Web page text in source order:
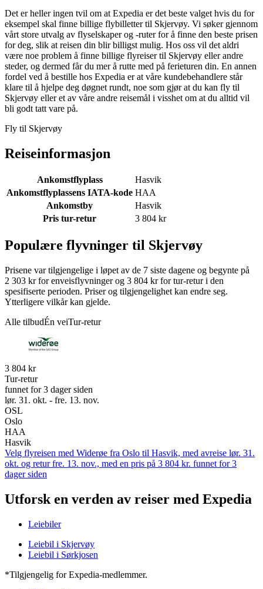
Det er heller ingen tvil om at Expedia er det beste valget hvis du for
eksempel skal finne billige flybilletter til Skjervøy. Vi søker gjennom
vårt store utvalg av flyselskaper og -ruter for å finne den beste prisen
for deg, slik at reisen din blir billigst mulig. Hos oss vil det aldri
være noe problem å finne billige flyreiser til Skjervøy eller andre
steder, og dermed får du mer å rutte med på ferieturen din. En annen
fordel ved å bestille hos Expedia er at våre kundebehandlere står
klare til å hjelpe deg døgnet rundt, noe som gjør at du kan fly til
Skjervøy eller et av våre andre reisemål i visshet om at du alltid vil
bli godt tatt vare på.
Fly til Skjervøy
Reiseinformasjon
Ankomstflyplass
Hasvik
Ankomstflyplassens IATA-kode HAA
Ankomstby
Hasvik
Pris tur-retur
3 804 kr
Populære flyvninger til Skjervøy
Prisene var tilgjengelige i løpet av de 7 siste dagene og begynte på
2 303 kr for enveisflyvninger og 3 804 kr for tur-retur i den
spesifiserte perioden. Priser og tilgjengelighet kan endre seg.
Ytterligere vilkår kan gjelde.
Alle tilbudÉn veiTur-retur
3 804 kr
Tur-retur
funnet for 3 dager siden
lør. 31. okt. - fre. 13. nov.
OSL
Oslo
HAA
Hasvik
Velg flyreisen med Widerøe fra Oslo til Hasvik, med avreise lør. 31.
okt. og retur fre. 13. nov., med en pris på 3 804 kr. funnet for 3
dager siden
Utforsk en verden av reiser med Expedia
Leiebiler
Leiebil i Skjervøy
Leiebil i Sørkjosen
*Tilgjengelig for Expedia-medlemmer.